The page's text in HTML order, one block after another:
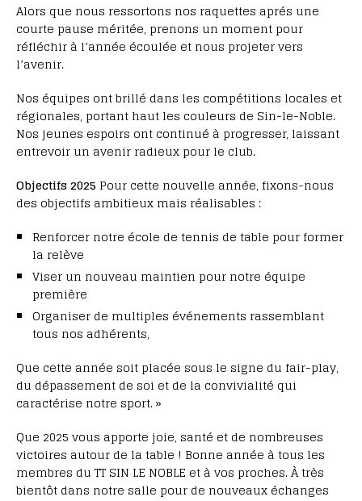
Alors que nous ressortons nos raquettes aprés une
courte pause méritée, prenons un moment pour
réfléchir à l’année écoulée et nous projeter vers
l’avenir.
Nos équipes ont brillé dans les compétitions locales et
régionales, portant haut les couleurs de Sin-le-Noble.
Nos jeunes espoirs ont continué à progresser, laissant
entrevoir un avenir radieux pour le club.
Objectifs 2025 Pour cette nouvelle année, fixons-nous
des objectifs ambitieux mais réalisables :
Renforcer notre école de tennis de table pour former
la relève
Viser un nouveau maintien pour notre équipe
première
Organiser de multiples événements rassemblant
tous nos adhérents,
Que cette année soit placée sous le signe du fair-play,
du dépassement de soi et de la convivialité qui
caractérise notre sport. »
Que 2025 vous apporte joie, santé et de nombreuses
victoires autour de la table ! Bonne année à tous les
membres du TT SIN LE NOBLE et à vos proches. À très
bientôt dans notre salle pour de nouveaux échanges